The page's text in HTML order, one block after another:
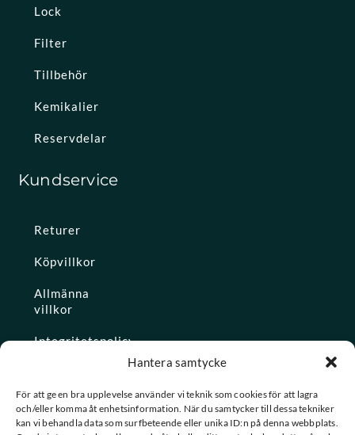
Hantera samtycke
För att ge en bra upplevelse använder vi teknik som cookies för att lagra
och/eller komma åt enhetsinformation. När du samtycker till dessa tekniker
kan vi behandla data som surfbeteende eller unika ID:n på denna webbplats.
Lock
Filter
Tillbehör
Kemikalier
Reservdelar
Kundservice
Returer
Köpvillkor
Allmänna
villkor
Integritetspolicy
Konto